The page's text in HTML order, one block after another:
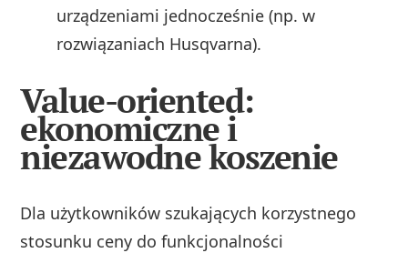
urządzeniami jednocześnie (np. w
rozwiązaniach Husqvarna).
Value-oriented:
ekonomiczne i
niezawodne koszenie
Dla użytkowników szukających korzystnego
stosunku ceny do funkcjonalności